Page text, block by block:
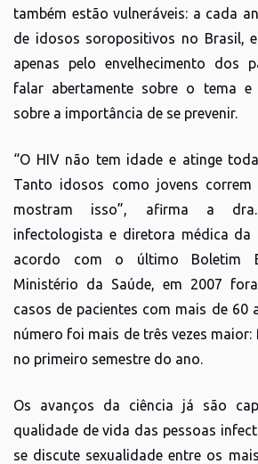
também estão vulneráveis: a cada
de idosos soropositivos no Brasil,
apenas pelo envelhecimento dos
falar abertamente sobre o tema e
sobre a importância de se prevenir.
“O HIV não tem idade e atinge
Tanto idosos como jovens
mostram isso”, afirma a
infectologista e diretora médica da
acordo com o último Boletim
Ministério da Saúde, em 2007
casos de pacientes com mais de 60
número foi mais de três vezes
no primeiro semestre do ano.
Os avanços da ciência já são
qualidade de vida das pessoas
se discute sexualidade entre os